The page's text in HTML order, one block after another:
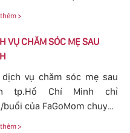
sữa về đều cho bé bú.
nhu cầu tắm cho trẻ sơ
ngày càn lớn, với dịch vụ
cung cấp tới các mẹ
cần phải lo nghĩ về
massage và tắm cho
của mình.
>
VỤ CHĂM SÓC MẸ SAU
dịch vụ chăm sóc mẹ sau
tp.Hồ Chí Minh chỉ
của FaGoMom chuyên
>